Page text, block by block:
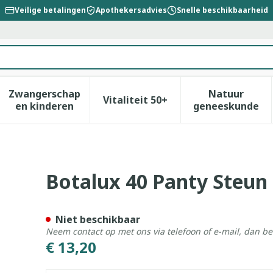
Veilige betalingen Apothekersadvies Snelle beschikbaarheid
verzorging en hygiëne categorie
voor Dieet, voeding en vitamines categorie
Zwangerschap
en kinderenToon submenu voor Zwangerschap en
Vitaliteit 50+Toon submenu voor
Natuur
geneeskunde
Toon
Botalux 40 Panty
€ 13,20
Niet beschikbaar
Neem contact op met ons via telefoon of e-mail, dan